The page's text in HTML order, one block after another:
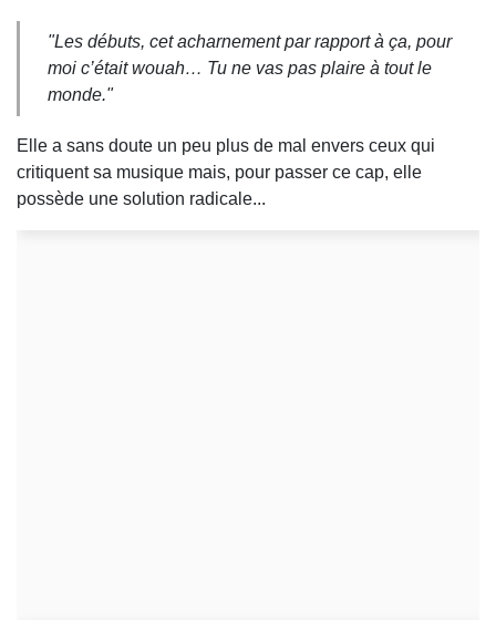
"Les débuts, cet acharnement par rapport à ça, pour
moi c’était wouah… Tu ne vas pas plaire à tout le
monde."
Elle a sans doute un peu plus de mal envers ceux qui
critiquent sa musique mais, pour passer ce cap, elle
possède une solution radicale...